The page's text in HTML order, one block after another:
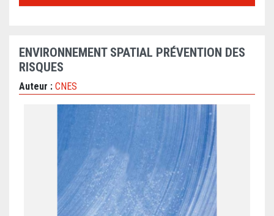
ENVIRONNEMENT SPATIAL PRÉVENTION DES
RISQUES
Auteur : CNES